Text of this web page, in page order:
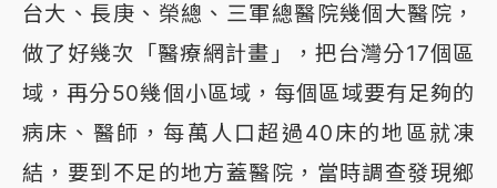
台大、長庚、榮總、三軍總醫院幾個大醫院，
做了好幾次「醫療網計畫」，把台灣分17個區
域，再分50幾個小區域，每個區域要有足夠的
病床、醫師，每萬人口超過40床的地區就凍
結，要到不足的地方蓋醫院，當時調查發現鄉